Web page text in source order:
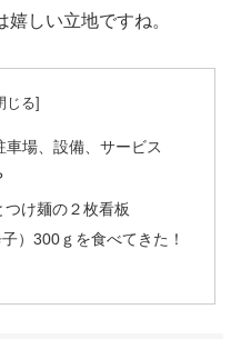
しい立地ですね。
車場、設備、サービス
け麺の２枚看板
）300ｇを食べてきた！